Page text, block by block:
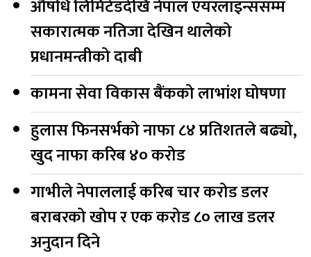
औषधि लिमिटेडदेखि नेपाल एयरलाइन्ससम्म
सकारात्मक नतिजा देखिन थालेको
प्रधानमन्त्रीको दाबी
कामना सेवा विकास बैंकको लाभांश घोषणा
हुलास फिनसर्भको नाफा ८४ प्रतिशतले बढ्यो,
खुद नाफा करिब ४० करोड
गाभीले नेपाललाई करिब चार करोड डलर
बराबरको खोप र एक करोड ८० लाख डलर
अनुदान दिने